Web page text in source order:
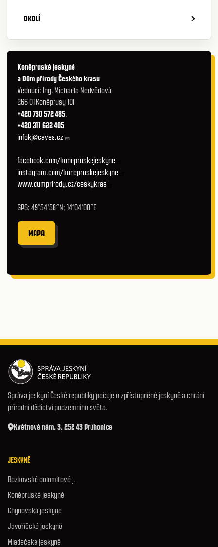
OKOLÍ
Koněpruské jeskyně
a Dům přírody Českého krasu
Vedoucí: Ing. Michaela Nedvědová
266 01 Koněprusy 101
+420 730 572 485,
+420 311 622 405
infokj@caves.cz
facebook.com/konepruskejeskyne
instagram.com/konepruskejeskyne
www.dumprirody.cz/ceskykras
GPS: 49°54′58″N; 14°04′08″E
MAPA
Správa jeskyní České republiky pečuje o zpřístupněné jeskyně a chrání
přírodní dědictví podzemního světa.
Květnové nám. 3, 252 43 Průhonice
JESKYNĚ
Bozkovské dolomitové j.
Koněpruské jeskyně
Chýnovská jeskyně
Javoříčské jeskyně
Mladečské jeskyně